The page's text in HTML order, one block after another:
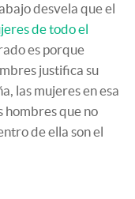
desvela que el
de todo el
es porque
justifica su
las mujeres en esa
hombres que no
de ella son el